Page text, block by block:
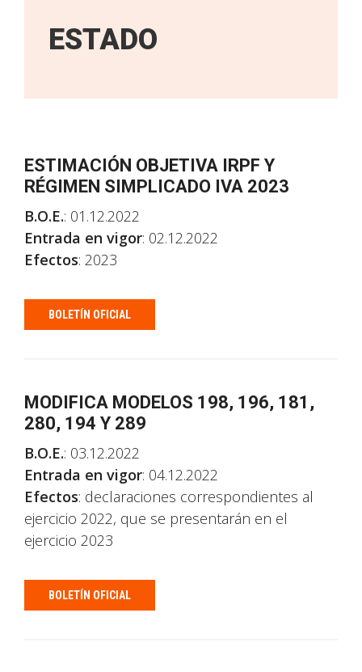
ESTADO
ESTIMACIÓN OBJETIVA IRPF Y
RÉGIMEN SIMPLICADO IVA 2023
B.O.E.: 01.12.2022
Entrada en vigor: 02.12.2022
Efectos: 2023
BOLETÍN OFICIAL
MODIFICA MODELOS 198, 196, 181,
280, 194 Y 289
B.O.E.: 03.12.2022
Entrada en vigor: 04.12.2022
Efectos: declaraciones correspondientes al
ejercicio 2022, que se presentarán en el
ejercicio 2023
BOLETÍN OFICIAL